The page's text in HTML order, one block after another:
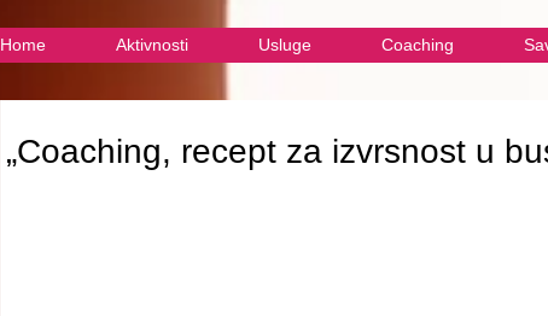
Home Aktivnosti Usluge Coaching
„Coaching, recept za izvrsnost u